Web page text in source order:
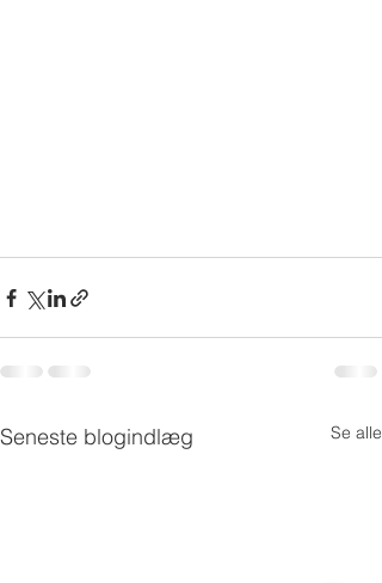
Seneste blogindlæg Se alle